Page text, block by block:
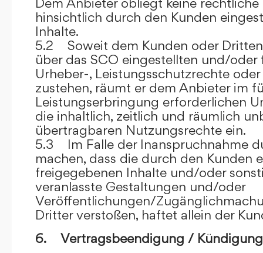
hinsichtlich durch den Kunden
Inhalte.
5.2 Soweit dem Kunden oder
über das SCO eingestellten und/
Urheber-, Leistungsschutzrechte
zustehen, räumt er dem Anbieter im
Leistungserbringung erforderlichen
die inhaltlich, zeitlich und räumlich
übertragbaren Nutzungsrechte ein.
5.3 Im Falle der Inanspruchnahme
machen, dass die durch den Kunden
freigegebenen Inhalte und/oder
veranlasste Gestaltungen und/oder
Veröffentlichungen/
Dritter verstoßen, haftet allein der
6. Vertragsbeendigung / Kündigung